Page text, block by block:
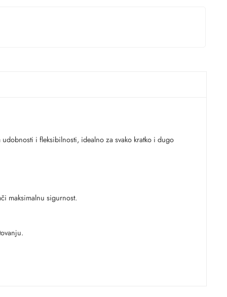
i fleksibilnosti, idealno za svako kratko i dugo
maksimalnu sigurnost.